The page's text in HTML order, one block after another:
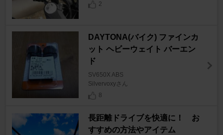
2
DAYTONA(バイク) ファインカ
ット ヘビーウェイト バーエン
ド
SV650X ABS
Silvervoxyさん
8
長距離ドライブを快適に！ お
すすめの方法やアイテム